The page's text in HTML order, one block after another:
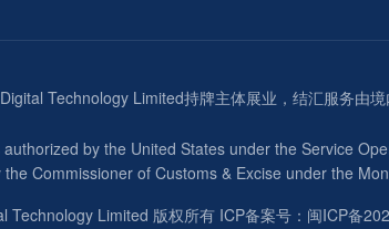
Technology Limited持牌主体展业，结汇服务由
by the United States under the Service
Commissioner of Customs & Excise under the
Limited 版权所有 ICP备案号： 闽ICP备